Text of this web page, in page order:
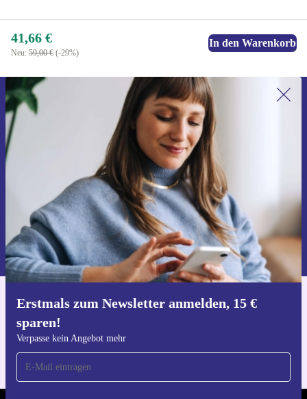
41,66 €
Neu: 59,00 € (-29%)
In den Warenkorb
Erstmals zum Newsletter anmelden, 15 €
sparen!
Verpasse kein Angebot mehr
Erstmals zum Newsletter anmelden,
15 € sparen!
Verpasse kein Angebot mehr.
Gutschein anfordern
Informationen über die Verwendung personenbezogener Daten findest
du in unserer
Datenschutzerklärung.
Hol dir die refurbed-App